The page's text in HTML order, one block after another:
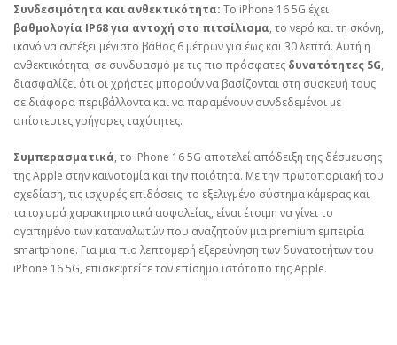
Συνδεσιμότητα και ανθεκτικότητα: Το iPhone 16 5G έχει
βαθμολογία IP68 για αντοχή στο πιτσίλισμα, το νερό και τη σκόνη,
ικανό να αντέξει μέγιστο βάθος 6 μέτρων για έως και 30 λεπτά. Αυτή η
ανθεκτικότητα, σε συνδυασμό με τις πιο πρόσφατες δυνατότητες 5G,
διασφαλίζει ότι οι χρήστες μπορούν να βασίζονται στη συσκευή τους
σε διάφορα περιβάλλοντα και να παραμένουν συνδεδεμένοι με
απίστευτες γρήγορες ταχύτητες.
Συμπερασματικά, το iPhone 16 5G αποτελεί απόδειξη της δέσμευσης
της Apple στην καινοτομία και την ποιότητα. Με την πρωτοποριακή του
σχεδίαση, τις ισχυρές επιδόσεις, το εξελιγμένο σύστημα κάμερας και
τα ισχυρά χαρακτηριστικά ασφαλείας, είναι έτοιμη να γίνει το
αγαπημένο των καταναλωτών που αναζητούν μια premium εμπειρία
smartphone. Για μια πιο λεπτομερή εξερεύνηση των δυνατοτήτων του
iPhone 16 5G, επισκεφτείτε τον επίσημο ιστότοπο της Apple.